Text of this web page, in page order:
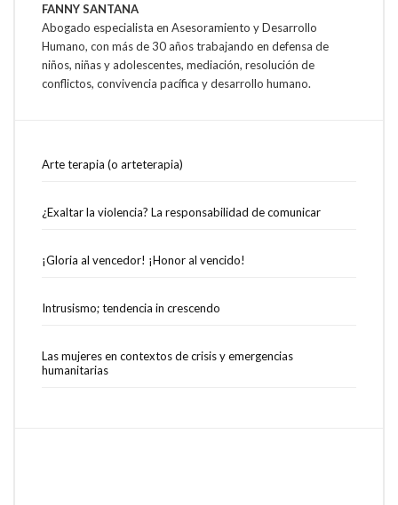
FANNY SANTANA
Abogado especialista en Asesoramiento y Desarrollo
Humano, con más de 30 años trabajando en defensa de
niños, niñas y adolescentes, mediación, resolución de
conflictos, convivencia pacífica y desarrollo humano.
Arte terapia (o arteterapia)
¿Exaltar la violencia? La responsabilidad de comunicar
¡Gloria al vencedor! ¡Honor al vencido!
Intrusismo; tendencia in crescendo
Las mujeres en contextos de crisis y emergencias
humanitarias